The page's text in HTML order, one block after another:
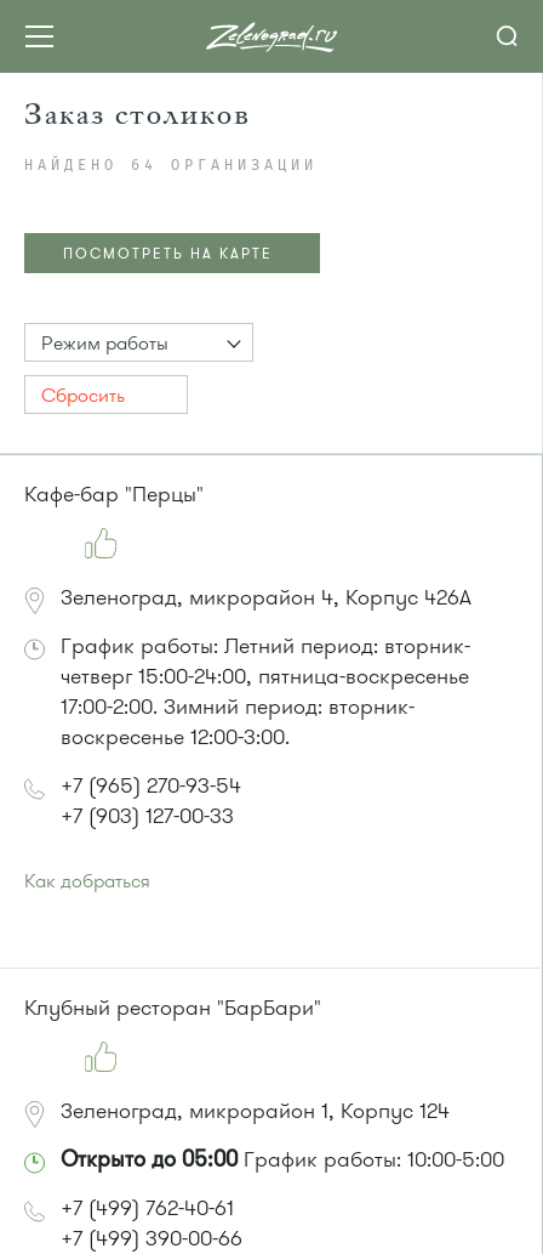
Заказ столиков
НАЙДЕНО 64 ОРГАНИЗАЦИИ
ПОСМОТРЕТЬ НА КАРТЕ
Режим работы
Сбросить
Кафе-бар "Перцы"
Зеленоград, микрорайон 4, Корпус 426А
График работы: Летний период: вторник-
четверг 15:00-24:00, пятница-воскресенье
17:00-2:00. Зимний период: вторник-
воскресенье 12:00-3:00.
+7 (965) 270-93-54
+7 (903) 127-00-33
Как добраться
или до остановки"Магазин "Океан"":
Автобусы № 400, 400э
Клубный ресторан "БарБари"
Зеленоград, микрорайон 1, Корпус 124
Открыто до 05:00График работы: 10:00-5:00
+7 (499) 762-40-61
+7 (499) 390-00-66